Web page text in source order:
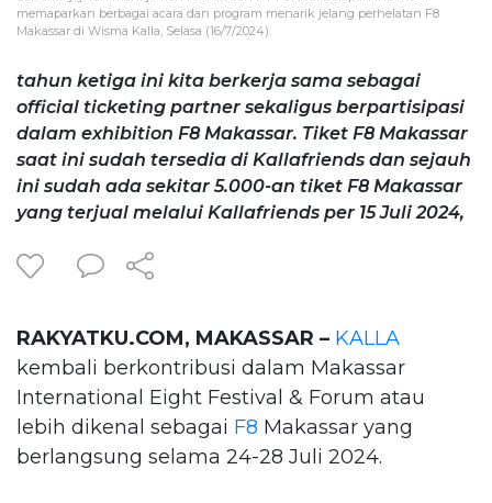
memaparkan berbagai acara dan program menarik jelang perhelatan F8
Makassar di Wisma Kalla, Selasa (16/7/2024).
tahun ketiga ini kita berkerja sama sebagai
official ticketing partner sekaligus berpartisipasi
dalam exhibition F8 Makassar. Tiket F8 Makassar
saat ini sudah tersedia di Kallafriends dan sejauh
ini sudah ada sekitar 5.000-an tiket F8 Makassar
yang terjual melalui Kallafriends per 15 Juli 2024,
RAKYATKU.COM, MAKASSAR – KALLA
kembali berkontribusi dalam Makassar
International Eight Festival & Forum atau
lebih dikenal sebagai F8 Makassar yang
berlangsung selama 24-28 Juli 2024.